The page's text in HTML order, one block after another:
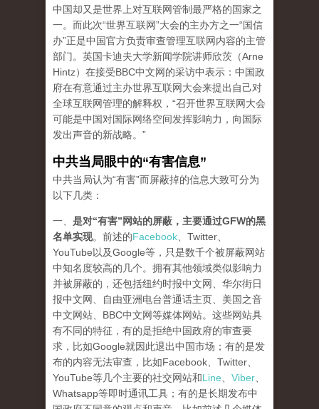
中国却又是世界上对互联网管制最严格的国家之
一。而此次“世界互联网”大会的主办方之一“国信
办”正是中国官方负责审查管理互联网内容的主管
部门。英国卡迪夫大学新闻学院讲师欣茨（Arne
Hintz）在接受BBC中文网的采访中表示：中国政
府在有意通过主办世界互联网大会来提出自己对
全球互联网管理的解释权，“召开世界互联网大会
可能是中国对国际网络空间发挥影响力，向国际
发出声音的新战略。”
中共当局眼中的“有害信息”
中共当局认为“有害”而屏蔽掉的信息大致可分为
以下几类：
一、 是对“有害”网站的屏蔽，主要通过GFW的黑
名单实现。前述的Facebook 、Twitter、
YouTube以及Google等，只是数千个被屏蔽网站
中知名度较高的几个。拥有其他领域类似影响力
并被屏蔽的，还包括纽约时报中文网、华尔街日
报中文网、自由亚洲电台普通话主页、美国之音
中文网站、BBC中文网等媒体网站。这些网站具
有不同的特征，有的是拒绝中国政府的审查要
求，比如Google就因此退出中国市场；有的是发
布的内容无法审查，比如Facebook、Twitter、
YouTube等几个主要的社交网站和Line Viber
Whatsapp等即时通讯工具；有的是长期发布中